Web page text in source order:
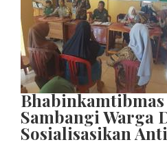
Sambangi Warga
Sosialisasikan